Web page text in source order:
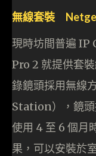
無線套裝
現時坊間普遍 IP
Pro 2 就提供套
錄鏡頭採用無線
Station），鏡頭
使用 4 至 6 個月
果，可以安裝於